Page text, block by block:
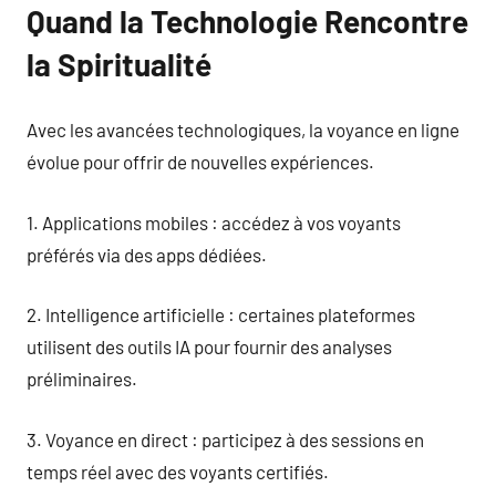
Quand la Technologie Rencontre
la Spiritualité
Avec les avancées technologiques, la voyance en ligne
évolue pour offrir de nouvelles expériences.
1. Applications mobiles : accédez à vos voyants
préférés via des apps dédiées.
2. Intelligence artificielle : certaines plateformes
utilisent des outils IA pour fournir des analyses
préliminaires.
3. Voyance en direct : participez à des sessions en
temps réel avec des voyants certifiés.